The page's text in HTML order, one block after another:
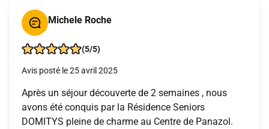
Michele Roche
(5/5)
Avis posté le 25 avril 2025
Après un séjour découverte de 2 semaines , nous
avons été conquis par la Résidence Seniors
DOMITYS pleine de charme au Centre de Panazol.